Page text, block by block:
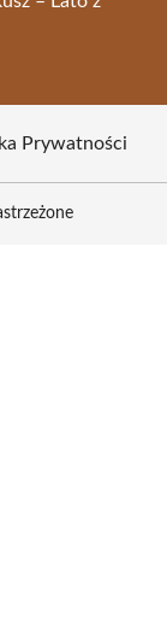
Prywatności